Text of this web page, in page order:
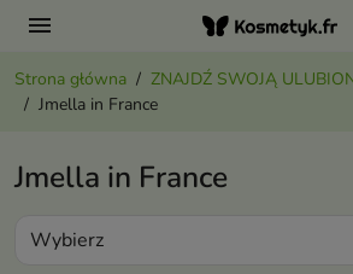
menu
Strona główna ZNAJDŹ SWOJĄ
Jmella in France
Jmella in France
Wybierz